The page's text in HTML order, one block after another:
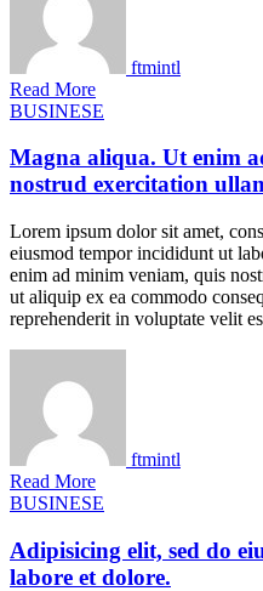
ftmintl
Read More
BUSINESE
Magna aliqua. Ut enim
nostrud exercitation
Lorem ipsum dolor sit amet,
eiusmod tempor incididunt ut
enim ad minim veniam, quis
ut aliquip ex ea commodo
reprehenderit in voluptate velit
ftmintl
Read More
BUSINESE
Adipisicing elit, sed do
labore et dolore.